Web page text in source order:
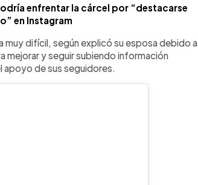
enfrentar la cárcel por “destacarse
en Instagram
muy difícil, según explicó su esposa debido a
mejorar y seguir subiendo información
apoyo de sus seguidores.